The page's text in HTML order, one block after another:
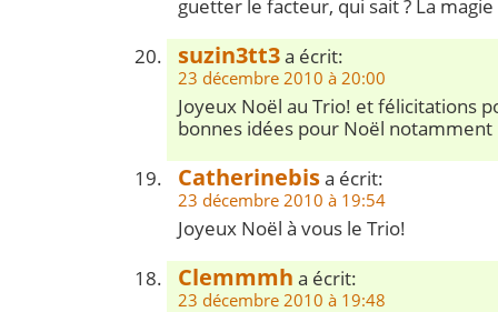
guetter le facteur, qui sait ? La
suzin3tt3a écrit:
23 décembre 2010 à 20:00
Joyeux Noël au Trio! et félicitations
bonnes idées pour Noël notamment
Catherinebisa écrit:
23 décembre 2010 à 19:54
Joyeux Noël à vous le Trio!
Clemmmh a écrit:
23 décembre 2010 à 19:48